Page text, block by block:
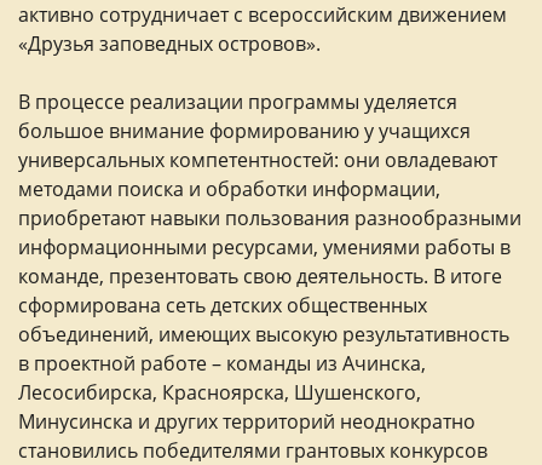
активно сотрудничает с всероссийским движением
«Друзья заповедных островов».
В процессе реализации программы уделяется
большое внимание формированию у учащихся
универсальных компетентностей: они овладевают
методами поиска и обработки информации,
приобретают навыки пользования разнообразными
информационными ресурсами, умениями работы в
команде, презентовать свою деятельность. В итоге
сформирована сеть детских общественных
объединений, имеющих высокую результативность
в проектной работе – команды из Ачинска,
Лесосибирска, Красноярска, Шушенского,
Минусинска и других территорий неоднократно
становились победителями грантовых конкурсов